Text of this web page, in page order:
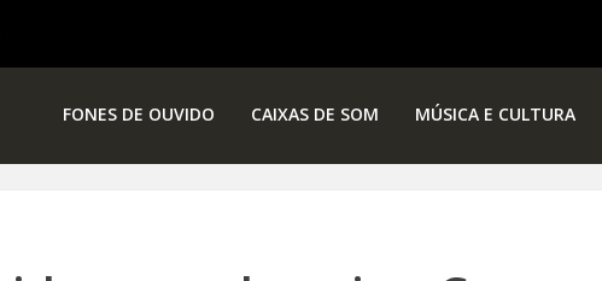
FONES DE OUVIDO CAIXAS DE SOM MÚSICA E CULTURA